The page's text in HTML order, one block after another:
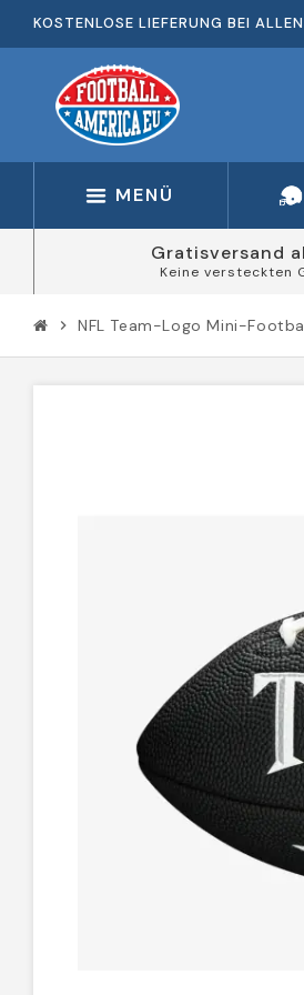
KOSTENLOSE LIEFERUNG BEI
MENÜ
Gratisversand
Keine versteckten
chevron_right NFL Team-Logo Mini-